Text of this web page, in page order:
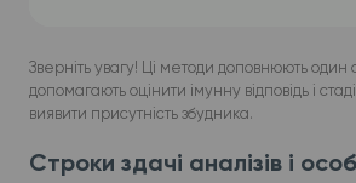
Зверніть увагу! Ці методи доповнюють один
допомагають оцінити імунну відповідь і
виявити присутність збудника.
Строки здачі аналізів і